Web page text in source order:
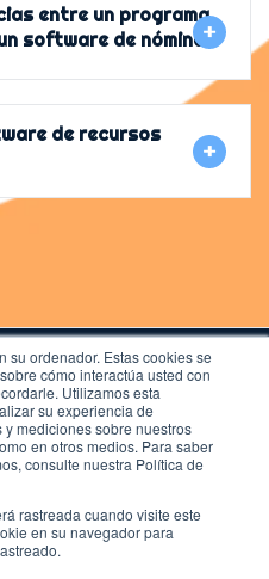
su ordenador. Estas cookies se
cómo interactúa usted con
Utilizamos esta
su experiencia de
mediciones sobre nuestros
en otros medios. Para saber
consulte nuestra Política de
rastreada cuando visite este
en su navegador para
entre un programa
software de nómina?
de recursos